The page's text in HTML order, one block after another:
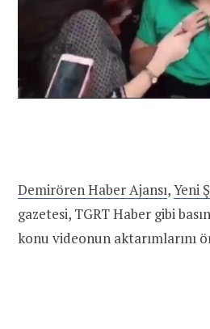
Demirören Haber Ajansı,Yeni
gazetesi, TGRT Haber gibi
konu videonun aktarımlarını